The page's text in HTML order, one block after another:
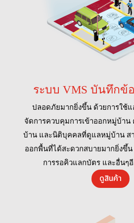
ระบบ VMS บันทึกข้
ปลอดภัยมากยิ่งขึ้น ด้วยการใช้
จัดการควบคุมการเข้าออกหมู่บ้าน
บ้าน และนิติบุคคลที่ดูแลหมู่บ้าน สา
ออกพื้นที่ได้สะดวกสบายมากยิ่งขึ้
การรอคิวแลกบัตร และอื่นๆ
ดูสินค้า